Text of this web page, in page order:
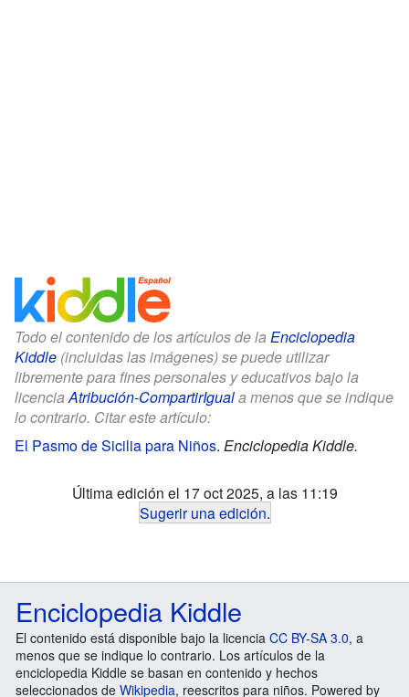
Todo el contenido de los artículos de la Enciclopedia
Kiddle (incluidas las imágenes) se puede utilizar
libremente para fines personales y educativos bajo la
licenciaAtribución-CompartirIguala menos que se indique
lo contrario. Citar este artículo:
El Pasmo de Sicilia para Niños. Enciclopedia Kiddle.
Última edición el 17 oct 2025, a las 11:19
Sugerir una edición.
Enciclopedia Kiddle
El contenido está disponible bajo la licencia CC BY-SA 3.0, a
menos que se indique lo contrario. Los artículos de la
enciclopedia Kiddle se basan en contenido y hechos
seleccionados de Wikipedia, reescritos para niños. Powered by